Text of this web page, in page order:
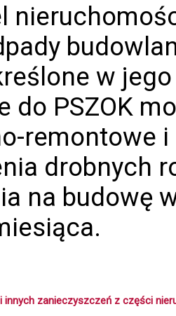
w
do PSZOK
remontowe
drobnych
na budowę
innych zanieczyszczeń z części